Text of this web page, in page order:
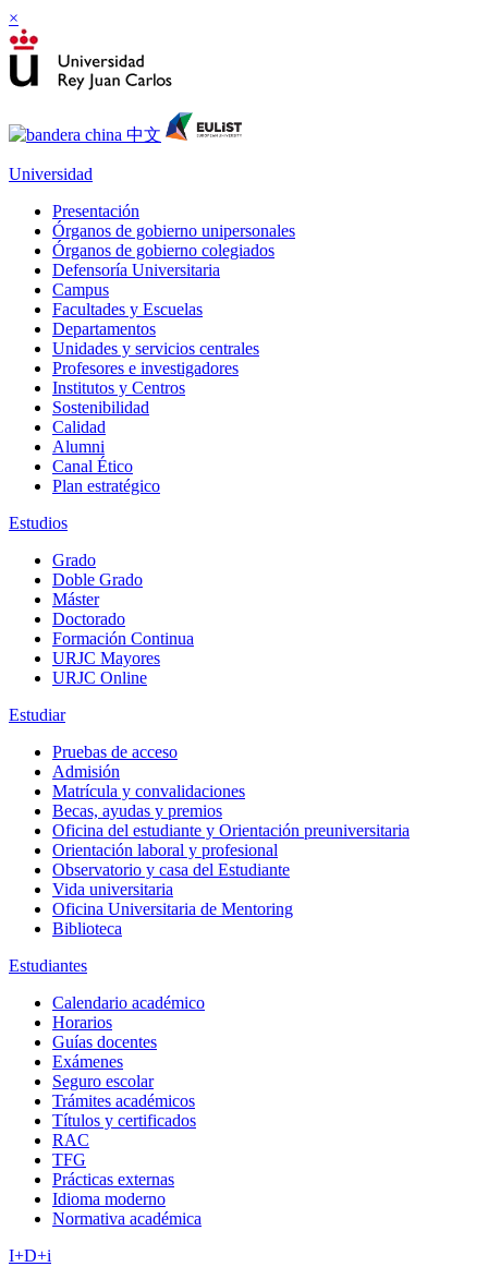
×
Universidad
Presentación
Órganos de gobierno unipersonales
Órganos de gobierno colegiados
Defensoría Universitaria
Campus
Facultades y Escuelas
Departamentos
Unidades y servicios centrales
Profesores e investigadores
Institutos y Centros
Sostenibilidad
Calidad
Alumni
Canal Ético
Plan estratégico
Estudios
Grado
Doble Grado
Máster
Doctorado
Formación Continua
URJC Mayores
URJC Online
Estudiar
Pruebas de acceso
Admisión
Matrícula y convalidaciones
Becas, ayudas y premios
Oficina del estudiante y Orientación preuniversitaria
Orientación laboral y profesional
Observatorio y casa del Estudiante
Vida universitaria
Oficina Universitaria de Mentoring
Biblioteca
Estudiantes
Calendario académico
Horarios
Guías docentes
Exámenes
Seguro escolar
Trámites académicos
Títulos y certificados
RAC
TFG
Prácticas externas
Idioma moderno
Normativa académica
I+D+i